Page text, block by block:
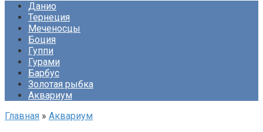
Данио
Тернеция
Меченосцы
Боция
Гуппи
Гурами
Барбус
Золотая рыбка
Аквариум
Главная » Аквариум